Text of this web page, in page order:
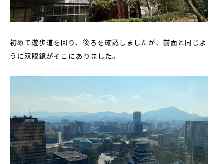
初めて遊歩道を回り、後ろを確認しましたが、前面と同じよ
うに双眼鏡がそこにありました。